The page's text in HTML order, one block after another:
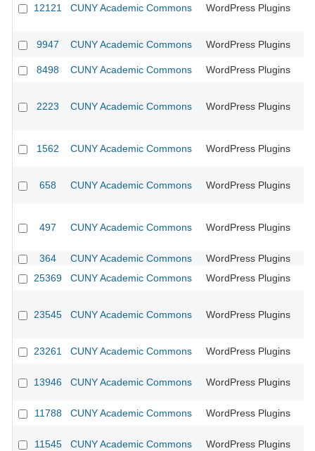
12121 CUNY Academic Commons WordPress Plugins
9947 CUNY Academic Commons WordPress Plugins
8498 CUNY Academic Commons WordPress Plugins
2223 CUNY Academic Commons WordPress Plugins
1562 CUNY Academic Commons WordPress Plugins
658 CUNY Academic Commons WordPress Plugins
497 CUNY Academic Commons WordPress Plugins
364 CUNY Academic Commons WordPress Plugins
25369
CUNY Academic Commons WordPress Plugins
23545 CUNY Academic Commons WordPress Plugins
23261 CUNY Academic Commons WordPress Plugins
13946 CUNY Academic Commons WordPress Plugins
11788 CUNY Academic Commons WordPress Plugins
11545 CUNY Academic Commons WordPress Plugins